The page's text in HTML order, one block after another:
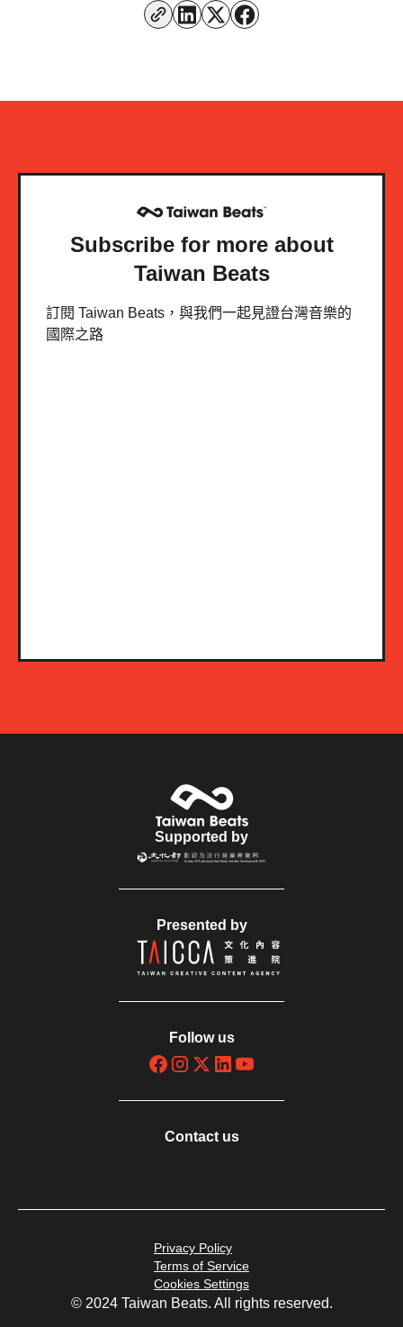
Subscribe for more about
Taiwan Beats
訂閱 Taiwan Beats，與我們一起見證台灣音樂的
國際之路
Supported by
Presented by
Follow us
Contact us
Privacy Policy
Terms of Service
Cookies Settings
© 2024 Taiwan Beats. All rights reserved.